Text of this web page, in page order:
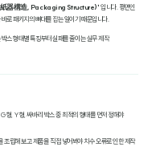
(紙器構造, Packaging Structure)'입니다. 평면인
로 패키지의 뼈대를 잡는 일이기 때문입니다.
스 형태별 특징부터 실패를 줄이는 실무 제작
형, Y형, 싸바리 박스 중 최적의 형태를 먼저 정해야
조립해 보고 제품을 직접 넣어봐야 치수 오류로 인한 제작